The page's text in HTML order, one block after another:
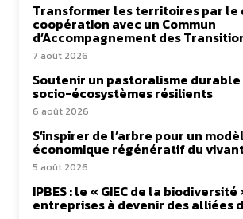
Transformer les territoires par le
coopération avec un Commun
d’Accompagnement des
7 août 2026
Soutenir un pastoralisme durable
socio-écosystèmes résilients
6 août 2026
S’inspirer de l’arbre pour un
économique régénératif du
5 août 2026
IPBES : le « GIEC de la
entreprises à devenir des alliées